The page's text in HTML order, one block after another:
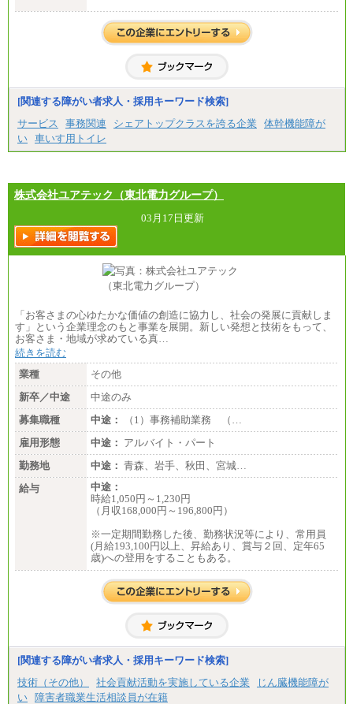
[関連する障がい者求人・採用キーワード検索]
サービス
事務関連 シェアトップクラスを誇る企業
体幹機能障が
い 車いす用トイレ
株式会社ユアテック（東北電力グループ）
03月17日更新
「お客さまの心ゆたかな価値の創造に協力し、社会の発展に貢献しま
す」という企業理念のもと事業を展開。新しい発想と技術をもって、
お客さま・地域が求めている真…
続きを読む
業種
その他
新卒／中途
中途のみ
募集職種
中途：
（1）事務補助業務 （…
雇用形態
中途： アルバイト・パート
勤務地
中途： 青森、岩手、秋田、宮城…
給与
中途：
時給1,050円～1,230円
（月収168,000円～196,800円）
※一定期間勤務した後、勤務状況等により、常用員
(月給193,100円以上、昇給あり、賞与２回、定年65
歳)への登用をすることもある。
[関連する障がい者求人・採用キーワード検索]
技術（その他）
社会貢献活動を実施している企業
じん臓機能障が
い 障害者職業生活相談員が在籍